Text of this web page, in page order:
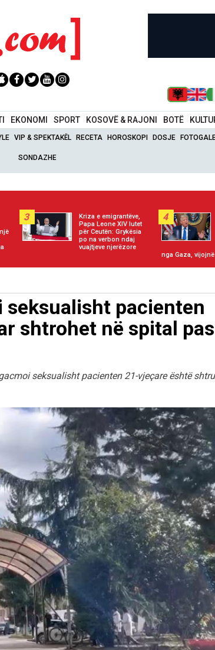
EKONOMI SPORT KOSOVË & RAJONI BOTË
VIP & SPEKTAKËL RECETA HOROSKOPI DOSJE
SONDAZHE
3
Kriza e emigrantëve,
Papa Leone XIV lutet
për Ceutën: Grykësia
po na verbon ndaj
vuajtjeve njerëzore
4
nga Gaza,
seksualisht pacienten
shtrohet në spital pas
seksualisht pacienten 21-vjeçare është